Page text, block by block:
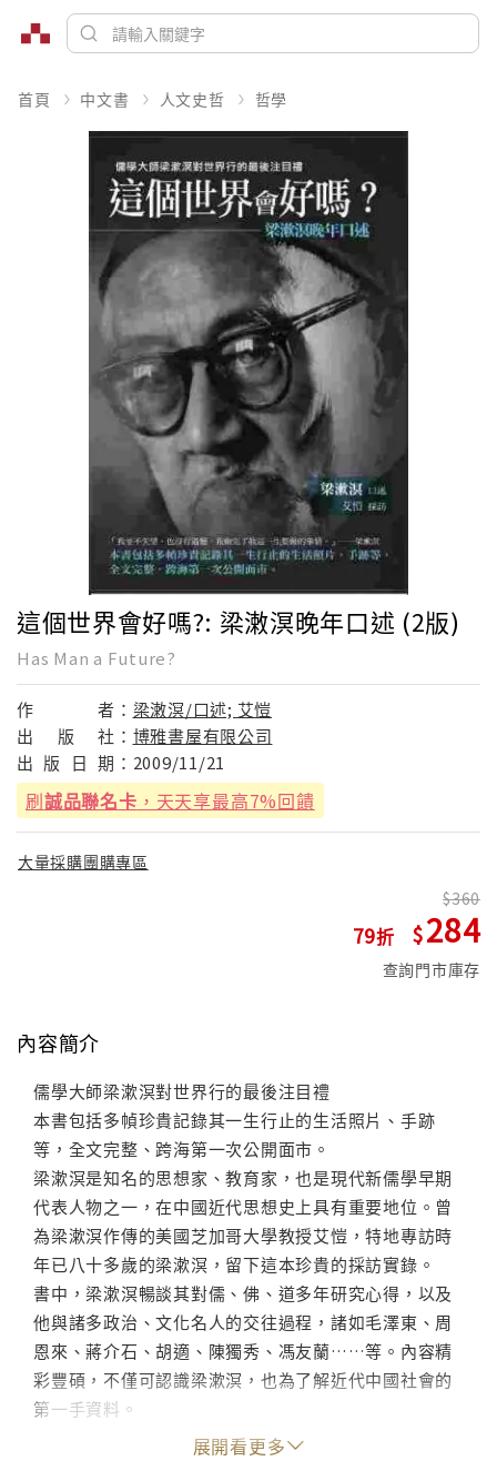
首頁 中文書 人文史哲 哲學
這個世界會好嗎?: 梁潄溟晚年口述 (2版)
Has Man a Future?
作 者： 梁潄溟/口述; 艾愷
出
版 社： 博雅書屋有限公司
出 版 日 期： 2009/11/21
刷誠品聯名卡 ，天天享最高7%回饋
大量採購團購專區
79
360
284
查詢門市庫存
內容簡介
儒學大師梁漱溟對世界行的最後注目禮
本書包括多幀珍貴記錄其一生行止的生活照片、手跡
等，全文完整、跨海第一次公開面市。
梁漱溟是知名的思想家、教育家，也是現代新儒學早期
代表人物之一，在中國近代思想史上具有重要地位。曾
為梁漱溟作傳的美國芝加哥大學教授艾愷，特地專訪時
年已八十多歲的梁漱溟，留下這本珍貴的採訪實錄。
書中，梁漱溟暢談其對儒、佛、道多年研究心得，以及
他與諸多政治、文化名人的交往過程，諸如毛澤東、周
恩來、蔣介石、胡適、陳獨秀、馮友蘭……等。內容精
彩豐碩，不僅可認識梁漱溟，也為了解近代中國社會的
第一手資料。
展開看更多